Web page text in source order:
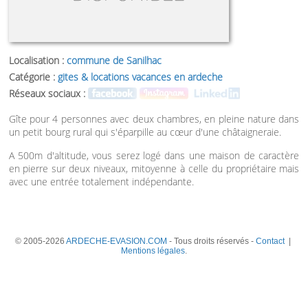
Localisation : commune de Sanilhac
Catégorie : gites & locations vacances en ardeche
Réseaux sociaux :
Gîte pour 4 personnes avec deux chambres, en pleine nature dans
un petit bourg rural qui s'éparpille au cœur d'une châtaigneraie.
A 500m d'altitude, vous serez logé dans une maison de caractère
en pierre sur deux niveaux, mitoyenne à celle du propriétaire mais
avec une entrée totalement indépendante.
© 2005-2026 ARDECHE-EVASION.COM - Tous droits réservés - Contact|
Mentions légales.